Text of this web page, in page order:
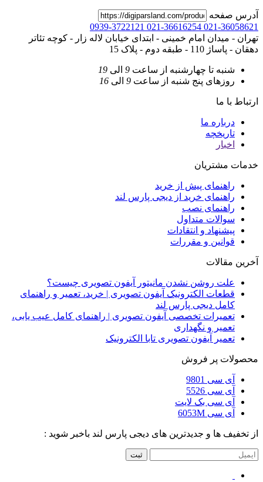
آدرس صفحه
021-36058621
021-36616254
0939-3722121
تهران - میدان امام خمینی - ابتدای خیابان لاله زار - کوچه تئاتر
دهقان - پاساژ 110 - طبقه دوم - پلاک 15
شنبه تا چهارشنبه از ساعت 9 الی 19
روزهای پنج شنبه از ساعت 9 الی 16
ارتباط با ما
درباره ما
تاریخچه
اخبار
خدمات مشتریان
راهنمای پیش از خرید
راهنمای خرید از دیجی پارس لند
راهنمای نصب
سوالات متداول
پیشنهاد و انتقادات
قوانین و مقررات
آخرین مقالات
علت روشن نشدن مانیتور آیفون تصویری چیست؟
قطعات الکترونیک آیفون تصویری | خرید، تعمیر و راهنمای
کامل دیجی پارس لند
تعمیرات تخصصی آیفون تصویری | راهنمای کامل عیب یابی،
تعمیر و نگهداری
تعمیر آیفون تصویری تابا الکترونیک
محصولات پر فروش
آی سی 9801
آی سی 5526
آی سی بک لایت
آی سی 6053M
از تخفیف ها و جدیدترین های دیجی پارس لند باخبر شوید :
ثبت